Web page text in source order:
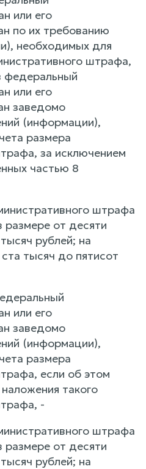
или его
по их требованию
необходимых для
штрафа,
федеральный
или его
заведомо
(информации),
размера
за исключением
частью 8
штрафа
от десяти
рублей; на
тысяч до пятисот
или его
заведомо
(информации),
размера
если об этом
такого
-
штрафа
от десяти
рублей; на